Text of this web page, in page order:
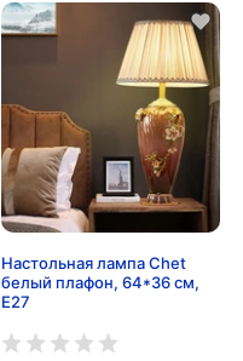
Настольная лампа Chet
белый плафон, 64*36 см,
E27